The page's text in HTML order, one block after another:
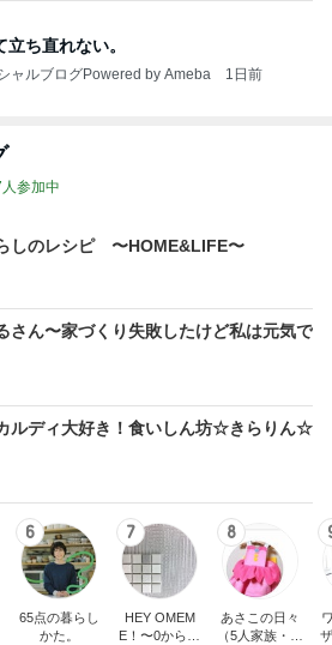
ち直れない。
ャルブログPowered by Ameba 1日前
参加中
しのレシピ 〜HOME&LIFE〜
さん〜家づくり失敗したけど私は元気で
ルディ大好き！食いしん坊☆きらりん☆
6
65点の暮らし
かた。
7
HEY OMEM
E！〜0からの
8
あさこの日々
（5人家族・投